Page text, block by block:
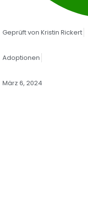
Geprüft von Kristin Rickert
Adoptionen
März 6, 2024